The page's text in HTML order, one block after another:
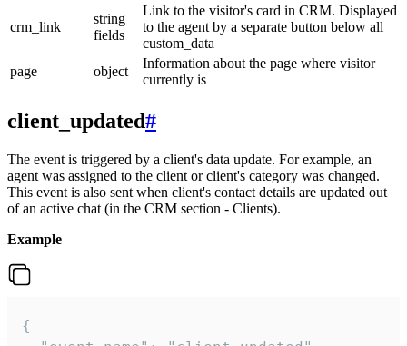
crm_link
string
fields
Link to the visitor's card in CRM. Displayed
to the agent by a separate button below all
custom_data
page
object
Information about the page where visitor
currently is
client_updated#
The event is triggered by a client's data update. For example, an
agent was assigned to the client or client's category was changed.
This event is also sent when client's contact details are updated out
of an active chat (in the CRM section - Clients).
Example
{